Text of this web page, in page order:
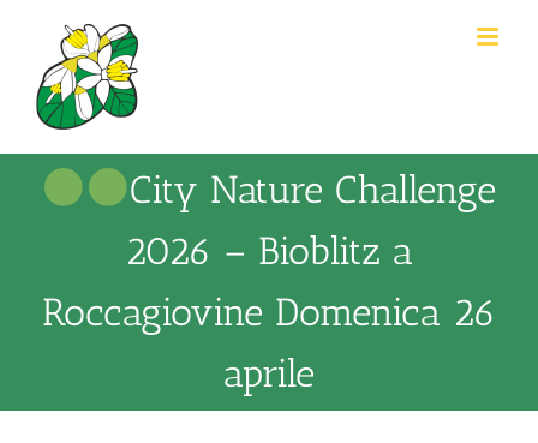
contenuto
City Nature Challenge
2026 – Bioblitz a
Roccagiovine Domenica 26
aprile